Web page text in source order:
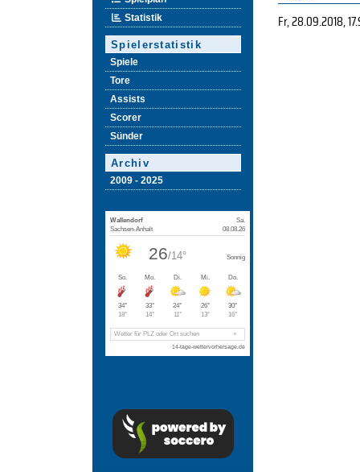
Statistik
Spielerstatistik
Spiele
Tore
Assists
Scorer
Sünder
Archiv
2009 - 2025
Fr, 28.09.2018,